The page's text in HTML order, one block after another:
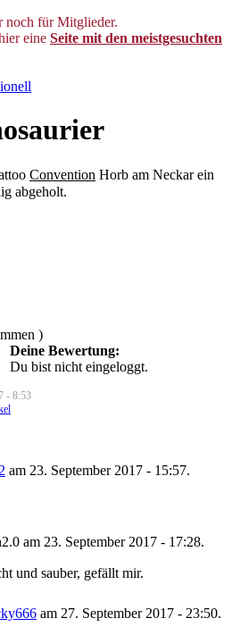
noch für Mitglieder.
eine Seite mit den meistgesuchten
Convention Horb am Neckar ein
abgeholt.
)
Deine Bewertung:
Du bist nicht eingeloggt.
- 8:53
am 23. September 2017 - 15:57.
am 23. September 2017 - 17:28.
und sauber, gefällt mir.
am 27. September 2017 - 23:50.